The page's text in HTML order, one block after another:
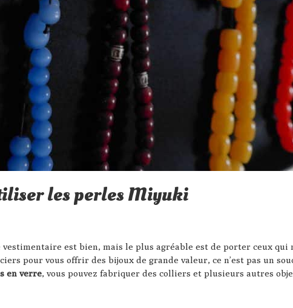
les perles Miyuki
est bien, mais le plus agréable est de porter ceux qui
pour vous offrir des bijoux de grande valeur, ce n’est pas un
en verre, vous pouvez fabriquer des colliers et plusieurs autres